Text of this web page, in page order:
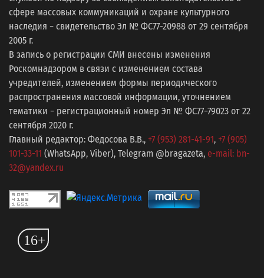
сфере массовых коммуникаций и охране культурного
наследия − свидетельство Эл № ФС77-20988 от 29 сентября
2005 г.
В запись о регистрации СМИ внесены изменения
Роскомнадзором в связи с изменением состава
учредителей, изменением формы периодического
распространения массовой информации, уточнением
тематики − регистрационный номер Эл № ФС77−79023 от 22
сентября 2020 г.
Главный редактор: Федосова В.В., +7 (953) 281-41-91, +7 (905)
101-33-11 (WhatsApp, Viber), Telegram @bragazeta, e-mail: bn-
32@yandex.ru
16+